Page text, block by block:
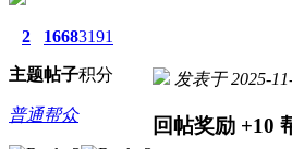
2
主题
1668
帖子
3191
积分
普通帮众
发表于 2025-
回帖奖励 +10